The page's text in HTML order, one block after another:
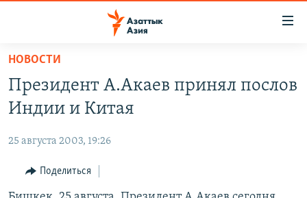
Вернуться
основному
содержанию
навигации
Вернутся
КАЗАХСТАН
УЗБЕКИСТАН
ТАДЖИКИСТАН
НОВОСТИ
НА ДРУГИХ ЯЗЫКАХ
ҚАЗАҚША
НОВОСТИ
Президент А.Акаев принял послов
Индии и Китая
25 августа 2003, 19:26
Поделиться